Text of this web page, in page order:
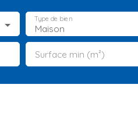
RECRUTEMENT TÉMOIGNAGES
Maison
Type de bien
Surface min (m²)